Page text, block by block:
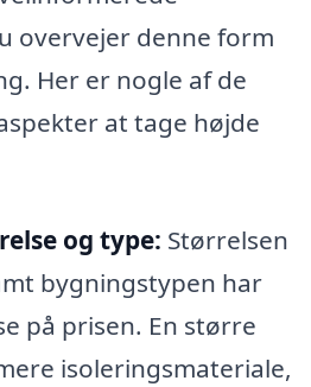
overvejer denne form
Her er nogle af de
at tage højde
og type: Størrelsen
bygningstypen har
på prisen. En større
isoleringsmateriale,